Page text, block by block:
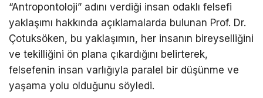
“Antropontoloji” adını verdiği insan odaklı felsefi
yaklaşımı hakkında açıklamalarda bulunan Prof. Dr.
Çotuksöken, bu yaklaşımın, her insanın bireyselliğini
ve tekilliğini ön plana çıkardığını belirterek,
felsefenin insan varlığıyla paralel bir düşünme ve
yaşama yolu olduğunu söyledi.